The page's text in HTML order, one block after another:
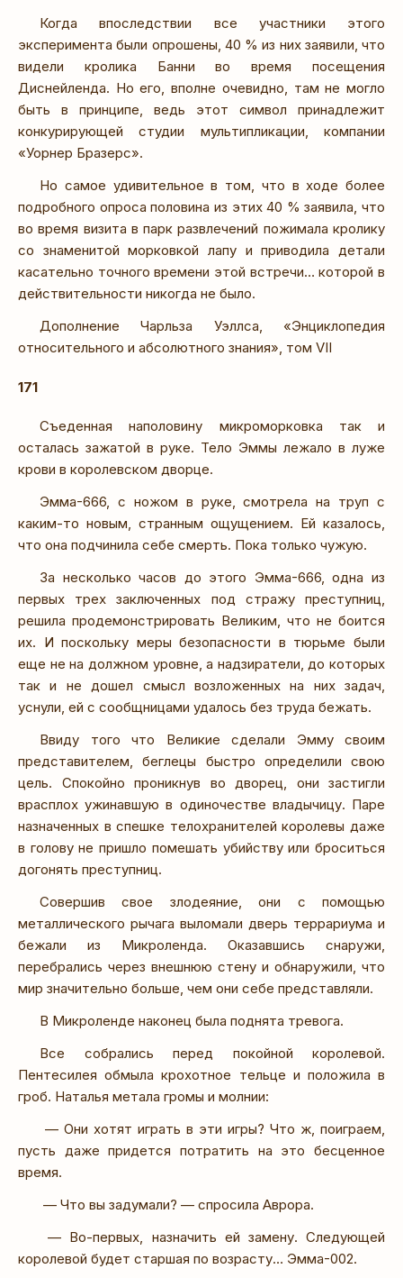
Когда впоследствии все участники этого
эксперимента были опрошены, 40 % из них заявили, что
видели кролика Банни во время посещения
Диснейленда. Но его, вполне очевидно, там не могло
быть в принципе, ведь этот символ принадлежит
конкурирующей студии мультипликации, компании
«Уорнер Бразерс».
Но самое удивительное в том, что в ходе более
подробного опроса половина из этих 40 % заявила, что
во время визита в парк развлечений пожимала кролику
со знаменитой морковкой лапу и приводила детали
касательно точного времени этой встречи… которой в
действительности никогда не было.
Дополнение Чарльза Уэллса, «Энциклопедия
относительного и абсолютного знания», том VII
171
Съеденная наполовину микроморковка так и
осталась зажатой в руке. Тело Эммы лежало в луже
крови в королевском дворце.
Эмма-666, с ножом в руке, смотрела на труп с
каким-то новым, странным ощущением. Ей казалось,
что она подчинила себе смерть. Пока только чужую.
За несколько часов до этого Эмма-666, одна из
первых трех заключенных под стражу преступниц,
решила продемонстрировать Великим, что не боится
их. И поскольку меры безопасности в тюрьме были
еще не на должном уровне, а надзиратели, до которых
так и не дошел смысл возложенных на них задач,
уснули, ей с сообщницами удалось без труда бежать.
Ввиду того что Великие сделали Эмму своим
представителем, беглецы быстро определили свою
цель. Спокойно проникнув во дворец, они застигли
врасплох ужинавшую в одиночестве владычицу. Паре
назначенных в спешке телохранителей королевы даже
в голову не пришло помешать убийству или броситься
догонять преступниц.
Совершив свое злодеяние, они с помощью
металлического рычага выломали дверь террариума и
бежали из Микроленда. Оказавшись снаружи,
перебрались через внешнюю стену и обнаружили, что
мир значительно больше, чем они себе представляли.
В Микроленде наконец была поднята тревога.
Все собрались перед покойной королевой.
Пентесилея обмыла крохотное тельце и положила в
гроб. Наталья метала громы и молнии:
— Они хотят играть в эти игры? Что ж, поиграем,
пусть даже придется потратить на это бесценное
время.
— Что вы задумали? — спросила Аврора.
— Во-первых, назначить ей замену. Следующей
королевой будет старшая по возрасту… Эмма-002.